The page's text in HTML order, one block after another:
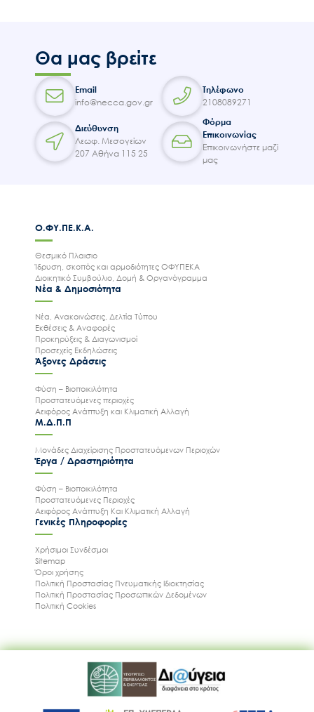
Θα μας βρείτε
Email
info@necca.gov.gr
Τηλέφωνο
2108089271
Διεύθυνση
Λεωφ. Μεσογείων
207 Αθήνα 115 25
Φόρμα
Επικοινωνίας
Επικοινωνήστε μαζί
μας
Ο.ΦΥ.ΠΕ.Κ.Α.
Θεσμικό Πλαισιο
Ίδρυση, σκοπός και αρμοδιότητες ΟΦΥΠΕΚΑ
Διοικητικό Συμβούλιο, Δομή & Οργανόγραμμα
Νέα & Δημοσιότητα
Νέα, Ανακοινώσεις, Δελτία Τύπου
Εκθέσεις & Αναφορές
Προκηρύξεις & Διαγωνισμοί
Προσεχείς Εκδηλώσεις
Άξονες Δράσεις
Φύση – Βιοποικιλότητα
Προστατευόμενες περιοχές
Αειφόρος Ανάπτυξη και Κλιματική Αλλαγή
Μ.Δ.Π.Π
Μονάδες Διαχείρισης Προστατευόμενων Περιοχών
Έργα / Δραστηριότητα
Φύση – Βιοποικιλότητα
Προστατευόμενες Περιοχές
Αειφόρος Ανάπτυξη Και Κλιματική Αλλαγή
Γενικές Πληροφορίες
Χρήσιμοι Συνδέσμοι
Sitemap
Όροι χρήσης
Πολιτική Προστασίας Πνευματικής Ιδιοκτησίας
Πολιτική Προστασίας Προσωπικών Δεδομένων
Πολιτική Cookies